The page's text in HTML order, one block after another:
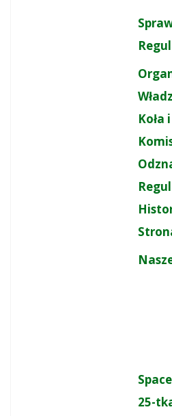
Koła
25-